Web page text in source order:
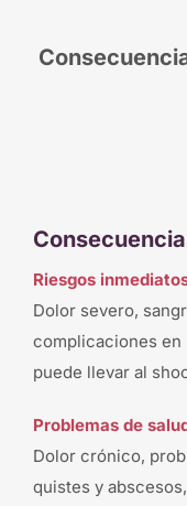
Riesgos
Dolor severo,
complicaciones en
puede llevar al
Problemas de
Dolor crónico,
quistes y